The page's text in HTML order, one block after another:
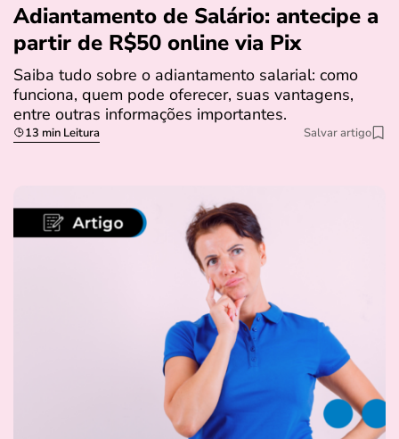
Adiantamento de Salário: antecipe a
partir de R$50 online via Pix
Saiba tudo sobre o adiantamento salarial: como
funciona, quem pode oferecer, suas vantagens,
entre outras informações importantes.
13 min Leitura Salvar artigo